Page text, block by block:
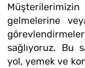
gelmelerine
sağlıyoruz. Bu
yol, yemek ve